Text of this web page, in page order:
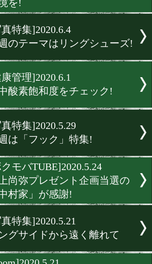
関図
[YouTube]2020.6.13
やすおかだいご対談企画「
陸」編
[新人王]2020.6.9
西部と中部日本新人王トー
ント組み合わせ
3人のベストバウトとあの
心境を!
[写真特集]2020.6.4
今週のテーマはリングシュ